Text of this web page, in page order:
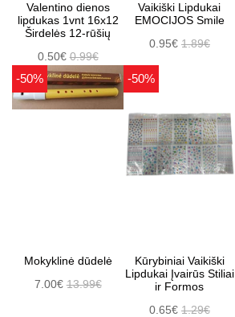
Valentino dienos
lipdukas 1vnt 16x12
Širdelės 12-rūšių
0.50€0.99€
Vaikiški Lipdukai
EMOCIJOS Smile
0.95€ 1.89€
-50%
Mokyklinė dūdelė
7.00€13.99€
-50%
Kūrybiniai Vaikiški
Lipdukai Įvairūs Stiliai
ir Formos
0.65€ 1.29€